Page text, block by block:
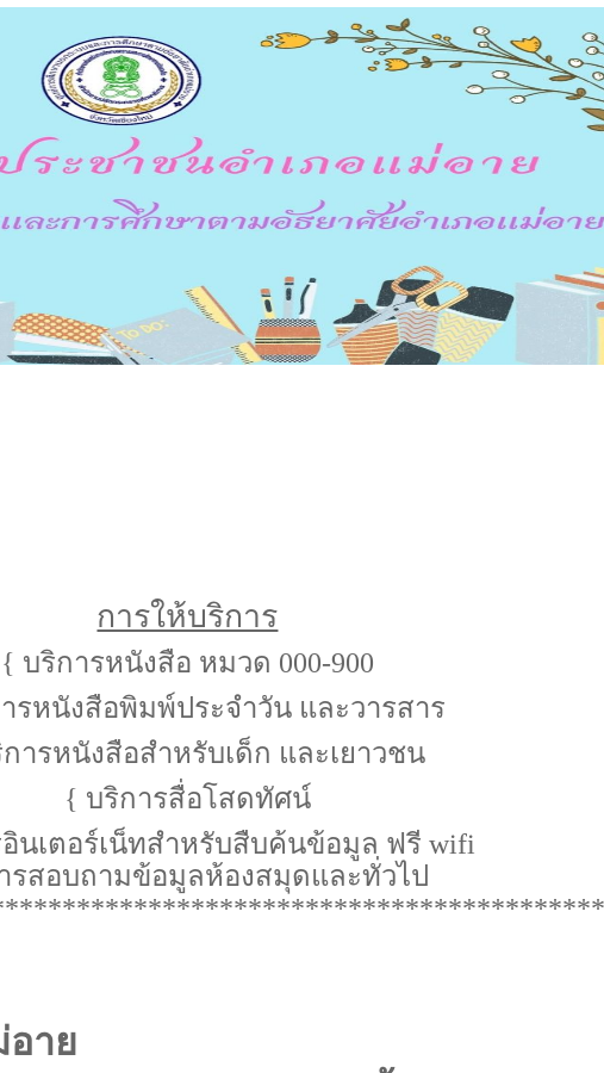
การให้บริการ
{ บริการหนังสือ หมวด 000-900
รหนังสือพิมพ์ประจำวัน และวารสาร
ารหนังสือสำหรับเด็ก และเยาวชน
{ บริการสื่อโสดทัศน์
นเตอร์เน็ทสำหรับสืบค้นข้อมูล ฟรี wifi
รสอบถามข้อมูลห้องสมุดและทั่วไป
าย